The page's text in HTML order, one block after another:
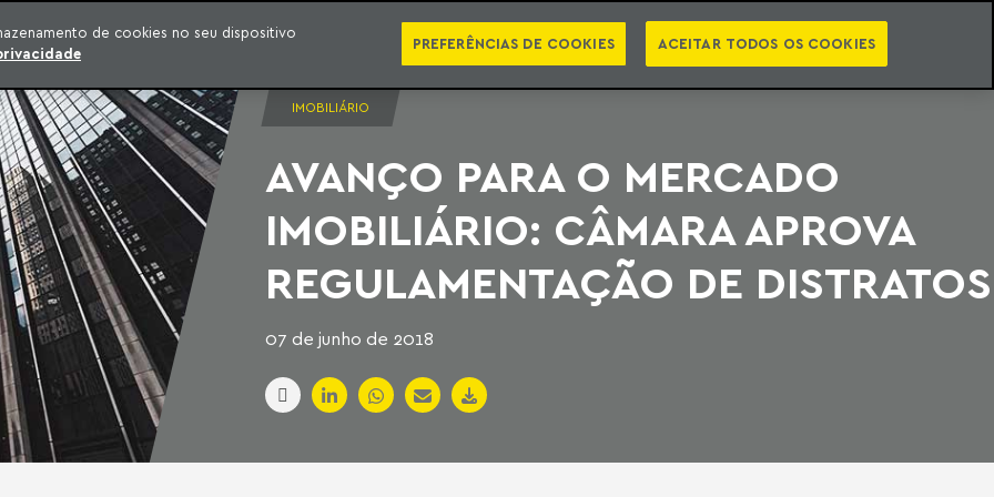
SÉRIES PUBLICAÇÕES EBOOKS PODCASTS NEWSLETTER VIDEOCASTS PT EN CATEGORIAS
IMOBILIÁRIO
AVANÇO PARA O MERCADO
IMOBILIÁRIO: CÂMARA APROVA
REGULAMENTAÇÃO DE DISTRATOS
07 de junho de 2018
de cookies no seu dispositivo
PREFERÊNCIAS DE COOKIES ACEITAR TODOS OS COOKIES